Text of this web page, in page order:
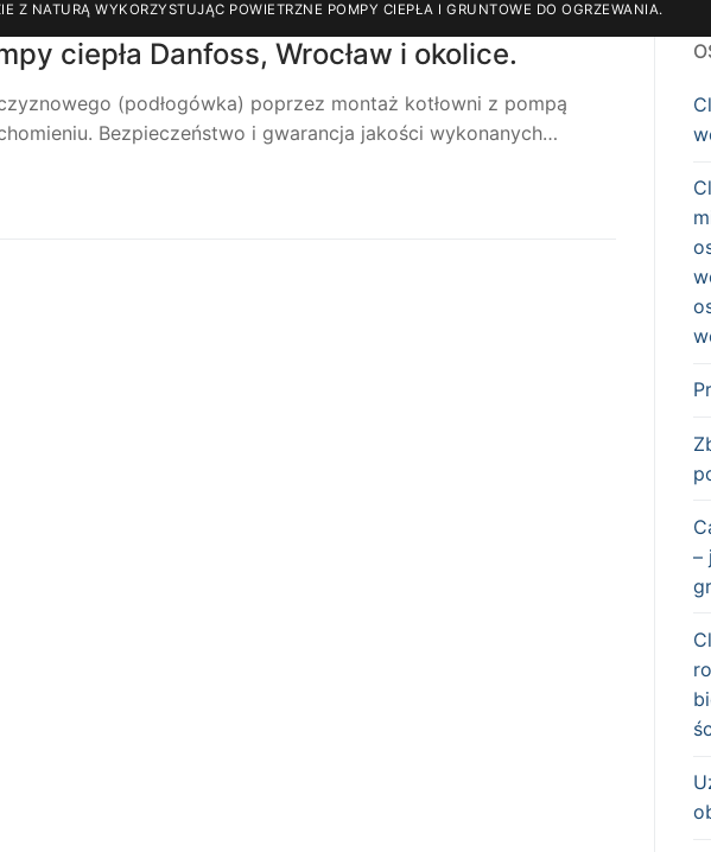
Z NATURĄ WYKORZYSTUJĄC POWIETRZNE POMPY CIEPŁA I GRUNTOWE DO OGRZEWANIA.
ciepła Danfoss, Wrocław i okolice.
(podłogówka) poprzez montaż kotłowni z pompą
Bezpieczeństwo i gwarancja jakości wykonanych…
–